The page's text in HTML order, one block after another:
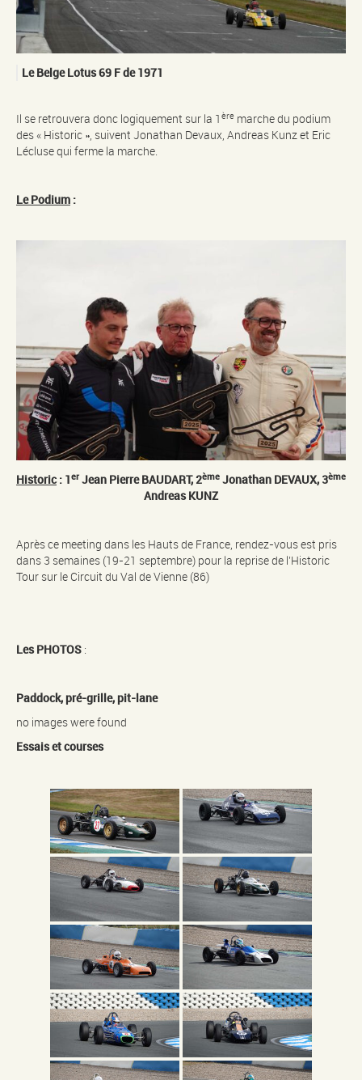
Le Belge Lotus 69 F de 1971
Il se retrouvera donc logiquement sur la 1 ère marche du podium
des « Historic », suivent Jonathan Devaux, Andreas Kunz et Eric
Lécluse qui ferme la marche.
Le Podium :
Historic: 1er Jean Pierre BAUDART, 2ème Jonathan DEVAUX, 3ème
Andreas KUNZ
Après ce meeting dans les Hauts de France, rendez-vous est pris
dans 3 semaines (19-21 septembre) pour la reprise de l’Historic
Tour sur le Circuit du Val de Vienne (86)
Les PHOTOS :
Paddock, pré-grille, pit-lane
no images were found
Essais et courses